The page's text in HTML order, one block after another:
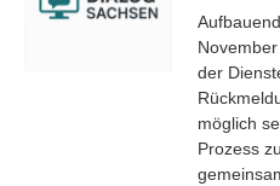
der
möglich
Prozess